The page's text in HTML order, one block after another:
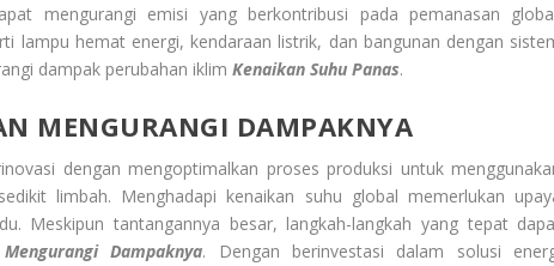
mengurangi emisi yang berkontribusi pada pemanasan
lampu hemat energi, kendaraan listrik, dan bangunan dengan
dampak perubahan iklim Kenaikan Suhu Panas.
MENGURANGI DAMPAKNYA
dengan mengoptimalkan proses produksi untuk
limbah. Menghadapi kenaikan suhu global memerlukan
Meskipun tantangannya besar, langkah-langkah yang tepat
Dampaknya. Dengan berinvestasi dalam solusi